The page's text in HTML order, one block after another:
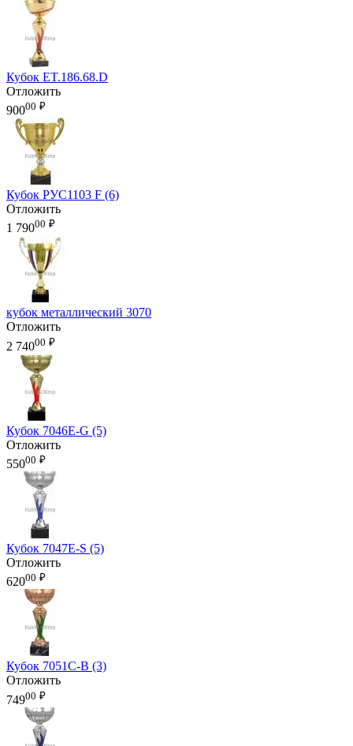
Кубок ET.186.68.D
Отложить
90000 ₽
Кубок РУС1103 F (6)
Отложить
1 79000 ₽
кубок металлический 3070
Отложить
2 74000 ₽
Кубок 7046E-G (5)
Отложить
55000 ₽
Кубок 7047E-S (5)
Отложить
62000 ₽
Кубок 7051C-B (3)
Отложить
74900 ₽